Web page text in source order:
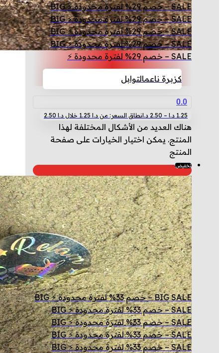
SALE – خصم 29% لفترة محدودة ⚡ BIG
SALE – خصم 29% لفترة محدودة ⚡ BIG
SALE – خصم 29% لفترة محدودة ⚡ BIG
SALE – خصم 29% لفترة محدودة ⚡ BIG
SALE – خصم 29% لفترة محدودة ⚡
كزبرة ناعمالتوابل
0.0
1.25 د.ا –
2.50 د.انطاق السعر: من ⁦1.25 د.ا⁩ خلال ⁦2.50 د.ا⁩
هناك العديد من الأشكال المختلفة لهذا
المنتج. يمكن اختيار الخيارات على صفحة
المنتج
تخفيض!
BIG SALE – خصم 33% لفترة محدودة ⚡ BIG
SALE – خصم 33% لفترة محدودة ⚡ BIG
SALE – خصم 33% لفترة محدودة ⚡ BIG
SALE – خصم 33% لفترة محدودة ⚡ BIG
SALE – خصم 33% لفترة محدودة ⚡ BIG